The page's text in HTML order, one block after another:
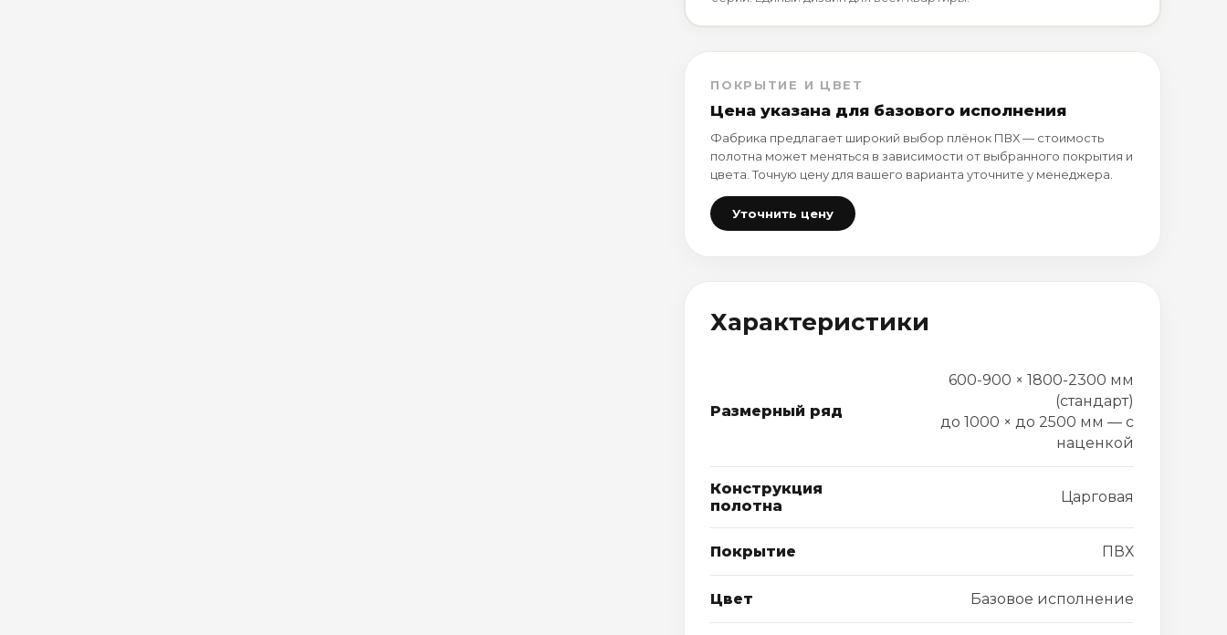
ПОКРЫТИЕ И ЦВЕТ
Цена указана для базового исполнения
Фабрика предлагает широкий выбор плёнок ПВХ — стоимость
полотна может меняться в зависимости от выбранного покрытия и
цвета. Точную цену для вашего варианта уточните у менеджера.
Уточнить цену
Характеристики
Размерный ряд
600-900 × 1800-2300 мм
(стандарт)
до 1000 × до 2500 мм — с
наценкой
Конструкция
полотна
Царговая
Покрытие ПВХ
Цвет Базовое исполнение